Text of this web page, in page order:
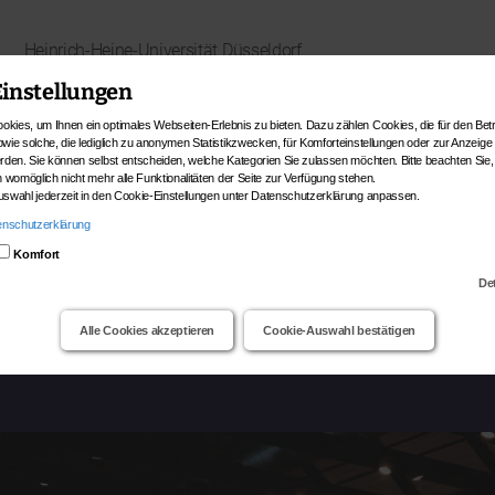
um Ihnen ein optimales Webseiten-Erlebnis zu bieten. Dazu zählen Cookies, die für den
solche, die lediglich zu anonymen Statistikzwecken, für Komforteinstellungen oder zur
Sie können selbst entscheiden, welche Kategorien Sie zulassen möchten. Bitte beachten
womöglich nicht mehr alle Funktionalitäten der Seite zur Verfügung stehen.
jederzeit in den Cookie-Einstellungen unter Datenschutzerklärung anpassen.
Komfort
Alle Cookies akzeptieren Cookie-Auswahl bestätigen
Heinrich-Heine-Universität Düsseldorf
Institut für Kunstgeschichte
BMBF-Projekt PARVENUE
Ein Verbundprojekt in der Förderlinie „Die Sprache der Objekte – Materielle
Kultur im Kontext gesellschaftlicher Entwicklungen“